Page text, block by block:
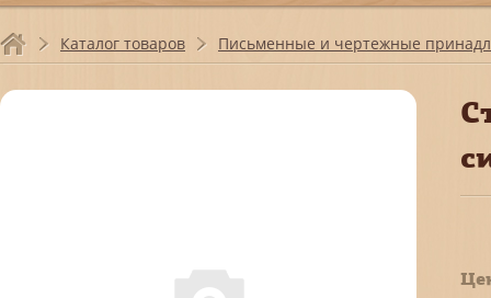
Каталог товаров Письменные и чертежные